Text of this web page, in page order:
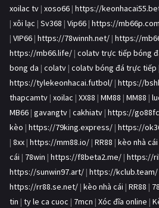
xoilac tv | xoso66 | https://
| xôi lạc | Sv368 | Vip66 | https://
| VIP66 | https://78winnh.net/ | https://
https://mb66.life/ | colatv trực tiếp bóng
bong da | colatv | colatv bóng đá trực tiếp
https://tylekeonhacai.futbol/ | https://
thapcamtv | xoilac | XX88 | MM88 | MM88 |
MB66 | gavangtv | cakhiatv | https://
kèo | https://79king.express/ | https://
| 8xx | https://mm88.io/ | RR88 | kèo nhà cái
cái | 78win | https://f8beta2.me/ | https://
https://sunwin97.art/ | https://kclub.team/
https://rr88.se.net/ | kèo nhà cái | RR88 |
tin | ty le ca cuoc | 7mcn | Xóc đĩa online |